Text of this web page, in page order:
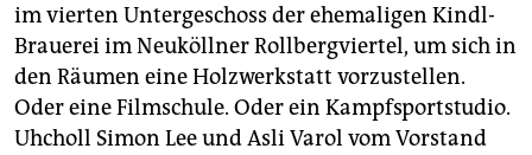
genossenschaft
epaper login
im vierten Untergeschoss der ehemaligen Kindl-
Brauerei im Neuköllner Rollbergviertel, um sich in
den Räumen eine Holzwerkstatt vorzustellen.
Oder eine Filmschule. Oder ein Kampfsportstudio.
Uhcholl Simon Lee und Asli Varol vom Vorstand